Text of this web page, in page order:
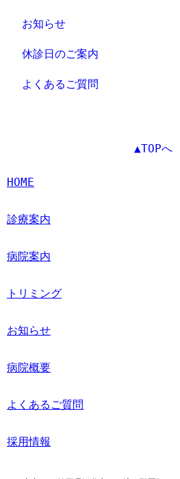
お知らせ
休診日のご案内
よくあるご質問
▲TOPへ
HOME
診療案内
病院案内
トリミング
お知らせ
病院概要
よくあるご質問
採用情報